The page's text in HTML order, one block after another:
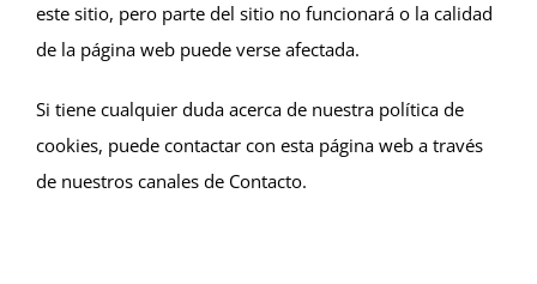
este sitio, pero parte del sitio no funcionará o la calidad
de la página web puede verse afectada.
Si tiene cualquier duda acerca de nuestra política de
cookies, puede contactar con esta página web a través
de nuestros canales de Contacto.